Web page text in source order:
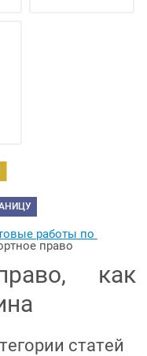
работы по
право
как
статей